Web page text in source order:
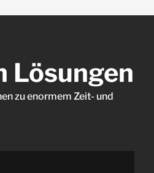
Lösungen
zu enormem Zeit- und